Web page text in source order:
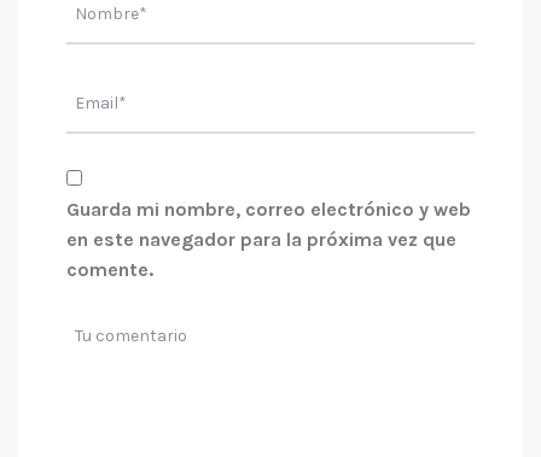
Guarda mi nombre, correo electrónico y web
en este navegador para la próxima vez que
comente.